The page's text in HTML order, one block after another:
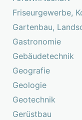
Friseurgewerbe,
Gartenbau,
Gastronomie
Gebäudetechnik
Geografie
Geologie
Geotechnik
Gerüstbau